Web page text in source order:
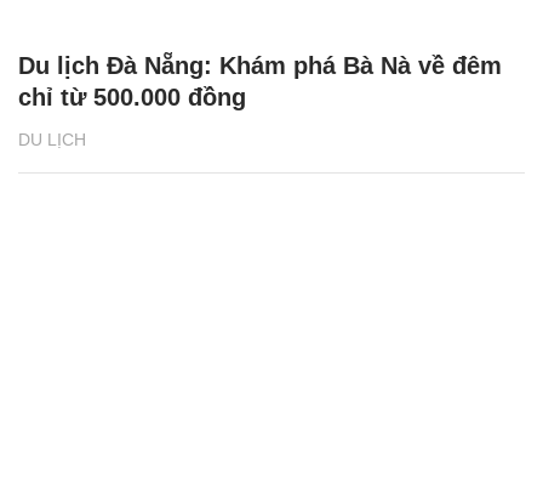
DU LỊCH
Du lịch Đà Nẵng: Khám phá Bà Nà về đêm
chỉ từ 500.000 đồng